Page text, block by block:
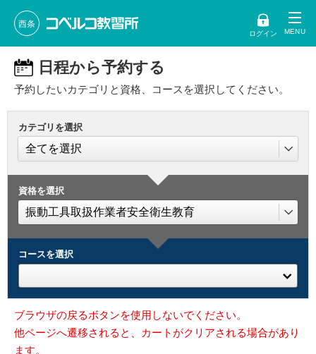
西条
ログイン
日程から予約する
予約したいカテゴリと資格、コースを選択してください。
カテゴリを選択
資格を選択
コースを選択
ブラウザの戻るボタンを使用しないでください。
他ページへ遷移されると、カートがクリアされる場合があり
ます。